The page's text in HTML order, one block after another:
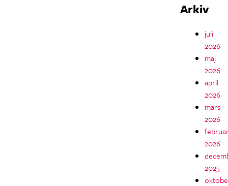
Arkiv
juli
2026
maj
2026
april
2026
mars
2026
2026
2025